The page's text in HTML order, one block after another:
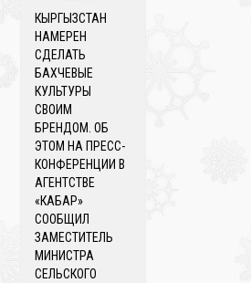
КЫРГЫЗСТАН
НАМЕРЕН
СДЕЛАТЬ
БАХЧЕВЫЕ
КУЛЬТУРЫ
СВОИМ
БРЕНДОМ. ОБ
ЭТОМ НА ПРЕСС-
КОНФЕРЕНЦИИ В
АГЕНТСТВЕ
«КАБАР»
СООБЩИЛ
ЗАМЕСТИТЕЛЬ
МИНИСТРА
СЕЛЬСКОГО